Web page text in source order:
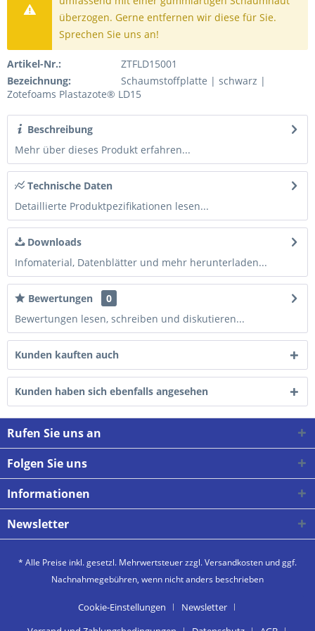
überzogen. Gerne entfernen wir diese für Sie.
Sprechen Sie uns an!
Artikel-Nr.:
ZTFLD15001
Bezeichnung:
Schaumstoffplatte | schwarz |
Zotefoams Plastazote® LD15
Beschreibung
Mehr über dieses Produkt erfahren...
Technische Daten
Detaillierte Produktpezifikationen lesen...
Downloads
Infomaterial, Datenblätter und mehr herunterladen...
Bewertungen
0
Bewertungen lesen, schreiben und diskutieren...
Kunden kauften auch
Kunden haben sich ebenfalls angesehen
Rufen Sie uns an
Folgen Sie uns
Informationen
Newsletter
* Alle Preise inkl. gesetzl. Mehrwertsteuer zzgl.Versandkosten und ggf.
Nachnahmegebühren, wenn nicht anders beschrieben
Cookie-Einstellungen
Newsletter